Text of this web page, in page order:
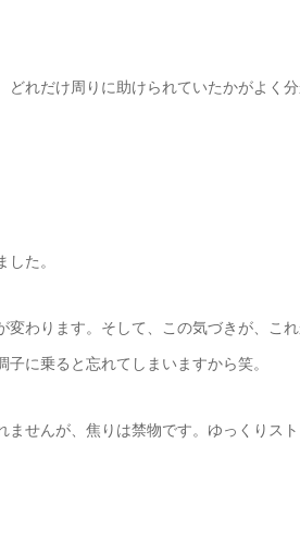
れだけ周りに助けられていたかがよく分
た。
わります。そして、この気づきが、こ
に乗ると忘れてしまいますから笑。
せんが、焦りは禁物です。ゆっくりス